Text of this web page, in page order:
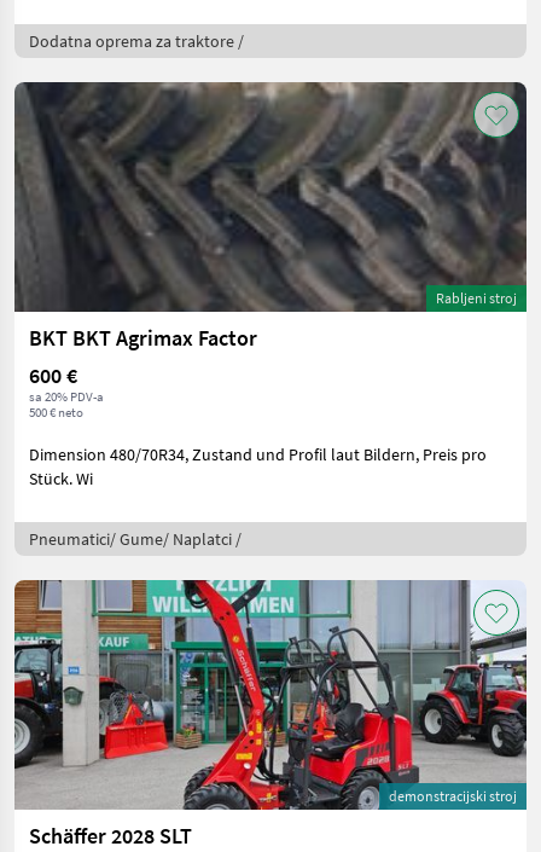
Dodatna oprema za traktore /
Rabljeni stroj
BKT BKT Agrimax Factor
600 €
sa 20% PDV-a
500 € neto
Dimension 480/70R34, Zustand und Profil laut Bildern, Preis pro
Stück. Wi
Pneumatici/ Gume/ Naplatci /
demonstracijski stroj
Schäffer 2028 SLT